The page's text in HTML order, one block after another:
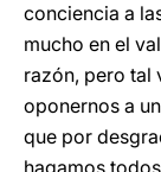
conciencia a
mucho en el
razón, pero tal
oponernos a
que por
hagamos